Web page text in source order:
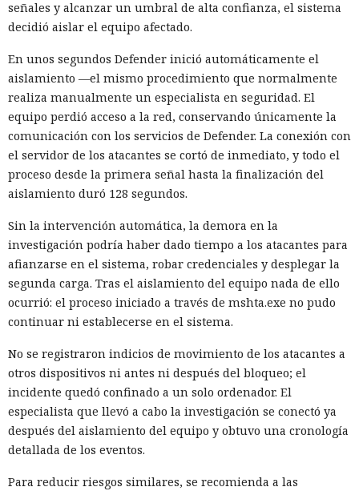
señales y alcanzar un umbral de alta confianza, el sistema
decidió aislar el equipo afectado.
En unos segundos Defender inició automáticamente el
aislamiento —el mismo procedimiento que normalmente
realiza manualmente un especialista en seguridad. El
equipo perdió acceso a la red, conservando únicamente la
comunicación con los servicios de Defender. La conexión con
el servidor de los atacantes se cortó de inmediato, y todo el
proceso desde la primera señal hasta la finalización del
aislamiento duró 128 segundos.
Sin la intervención automática, la demora en la
investigación podría haber dado tiempo a los atacantes para
afianzarse en el sistema, robar credenciales y desplegar la
segunda carga. Tras el aislamiento del equipo nada de ello
ocurrió: el proceso iniciado a través de mshta.exe no pudo
continuar ni establecerse en el sistema.
No se registraron indicios de movimiento de los atacantes a
otros dispositivos ni antes ni después del bloqueo; el
incidente quedó confinado a un solo ordenador. El
especialista que llevó a cabo la investigación se conectó ya
después del aislamiento del equipo y obtuvo una cronología
detallada de los eventos.
Para reducir riesgos similares, se recomienda a las